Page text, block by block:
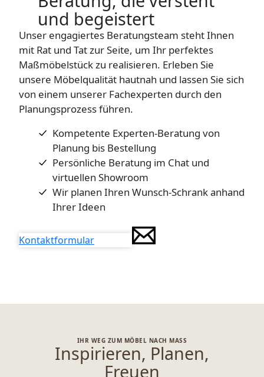
und begeistert
Unser engagiertes Beratungsteam steht Ihnen
mit Rat und Tat zur Seite, um Ihr perfektes
Maßmöbelstück zu realisieren. Erleben Sie
unsere Möbelqualität hautnah und lassen Sie sich
von einem unserer Fachexperten durch den
Planungsprozess führen.
Kompetente Experten-Beratung von
Planung bis Bestellung
Persönliche Beratung im Chat und
virtuellen Showroom
Wir planen Ihren Wunsch-Schrank anhand
Ihrer Ideen
Kontaktformular
IHR WEG ZUM MÖBEL NACH MASS
Inspirieren, Planen,
Freuen